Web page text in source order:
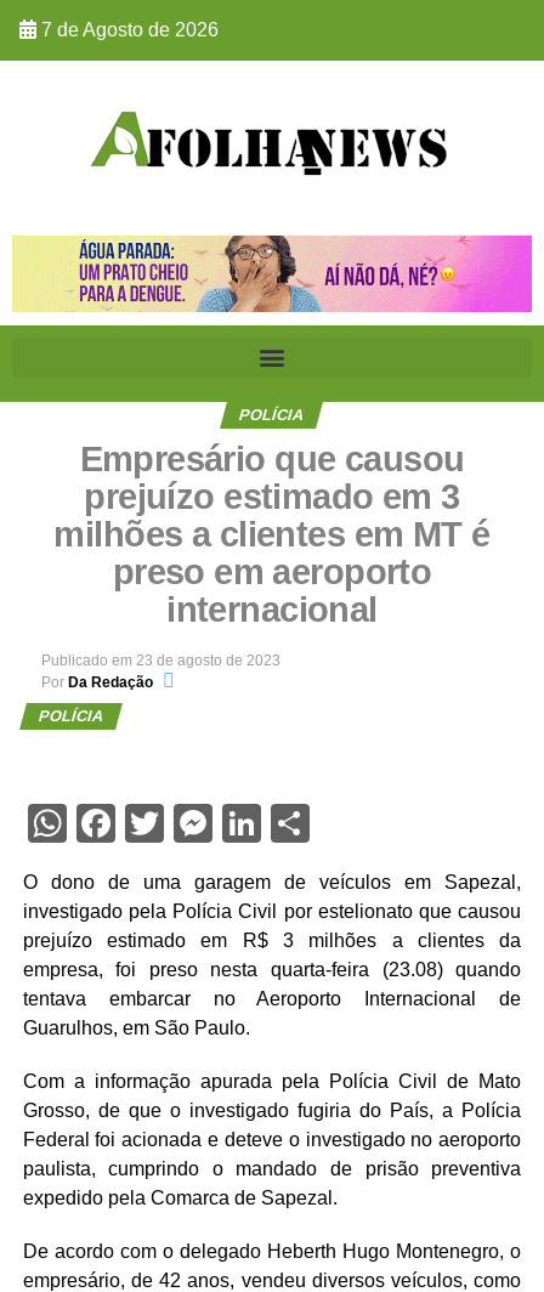
7 de Agosto de 2026
POLÍCIA
Empresário que causou
prejuízo estimado em 3
milhões a clientes em MT é
preso em aeroporto
internacional
Publicado em 23 de agosto de 2023
Por Da Redação
POLÍCIA
WhatsApp
Facebook
Twitter
Messenger
LinkedIn
Share
O dono de uma garagem de veículos em Sapezal,
investigado pela Polícia Civil por estelionato que causou
prejuízo estimado em R$ 3 milhões a clientes da
empresa, foi preso nesta quarta-feira (23.08) quando
tentava embarcar no Aeroporto Internacional de
Guarulhos, em São Paulo.
Com a informação apurada pela Polícia Civil de Mato
Grosso, de que o investigado fugiria do País, a Polícia
Federal foi acionada e deteve o investigado no aeroporto
paulista, cumprindo o mandado de prisão preventiva
expedido pela Comarca de Sapezal.
De acordo com o delegado Heberth Hugo Montenegro, o
empresário, de 42 anos, vendeu diversos veículos, como